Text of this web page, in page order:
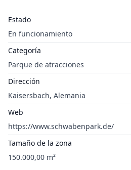
Estado
En funcionamiento
Categoría
Parque de atracciones
Dirección
Kaisersbach, Alemania
Web
https://www.schwabenpark.de/
Tamaño de la zona
150.000,00 m²